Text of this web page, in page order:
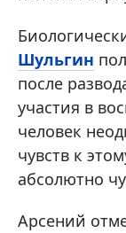
Шульгин
после
участия в
человек
чувств к
абсолютно
Арсений